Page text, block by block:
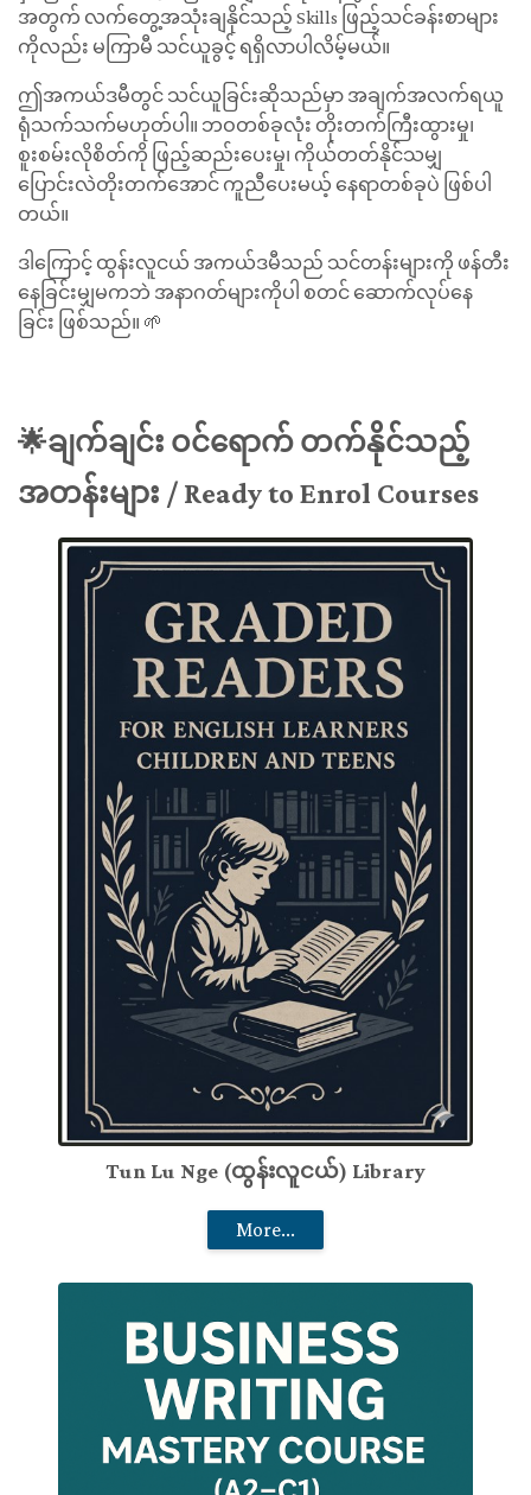
အတွက် လက်တွေ့အသုံးချနိုင်သည့် Skills ဖြည့်သင်ခန်းစာများ
ကိုလည်း မကြာမီ သင်ယူခွင့် ရရှိလာပါလိမ့်မယ်။
ဤအကယ်ဒမီတွင် သင်ယူခြင်းဆိုသည်မှာ အချက်အလက်ရယူ
ရုံသက်သက်မဟုတ်ပါ။ ဘဝတစ်ခုလုံး တိုးတက်ကြီးထွားမှု၊
စူးစမ်းလိုစိတ်ကို ဖြည့်ဆည်းပေးမှု၊ ကိုယ်တတ်နိုင်သမျှ
ပြောင်းလဲတိုးတက်အောင် ကူညီပေးမယ့် နေရာတစ်ခုပဲ ဖြစ်ပါ
တယ်။
ဒါကြောင့် ထွန်းလူငယ် အကယ်ဒမီသည် သင်တန်းများကို ဖန်တီး
နေခြင်းမျှမကဘဲ အနာဂတ်များကိုပါ စတင် ဆောက်လုပ်နေ
ခြင်း ဖြစ်သည်။ 🌱
🌟ချက်ချင်း ဝင်ရောက် တက်နိုင်သည့်
အတန်းများ / Ready to Enrol Courses
Tun Lu Nge (ထွန်းလူငယ်) Library
More...